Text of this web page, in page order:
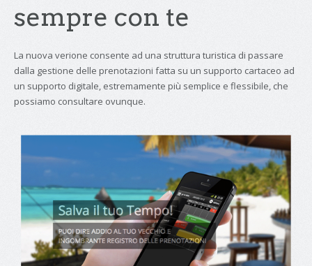
sempre con te
La nuova verione consente ad una struttura turistica di passare
dalla gestione delle prenotazioni fatta su un supporto cartaceo ad
un supporto digitale, estremamente più semplice e flessibile, che
possiamo consultare ovunque.